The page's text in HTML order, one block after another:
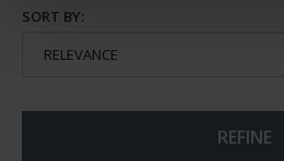
SORT BY:
REFINE